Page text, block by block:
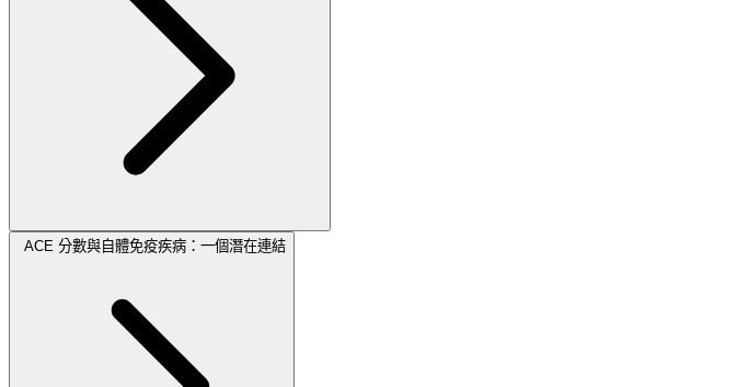
ACE 分數與自體免疫疾病：一個潛在連結